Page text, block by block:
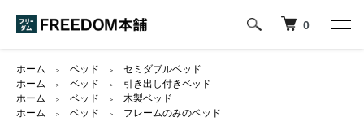
0
ホーム ＞ ベッド ＞
セミダブルベッド
ホーム
＞ ベッド ＞
引き出し付きベッド
ホーム
＞ ベッド ＞
木製ベッド
ホーム
＞ ベッド ＞ フレームのみのベッド